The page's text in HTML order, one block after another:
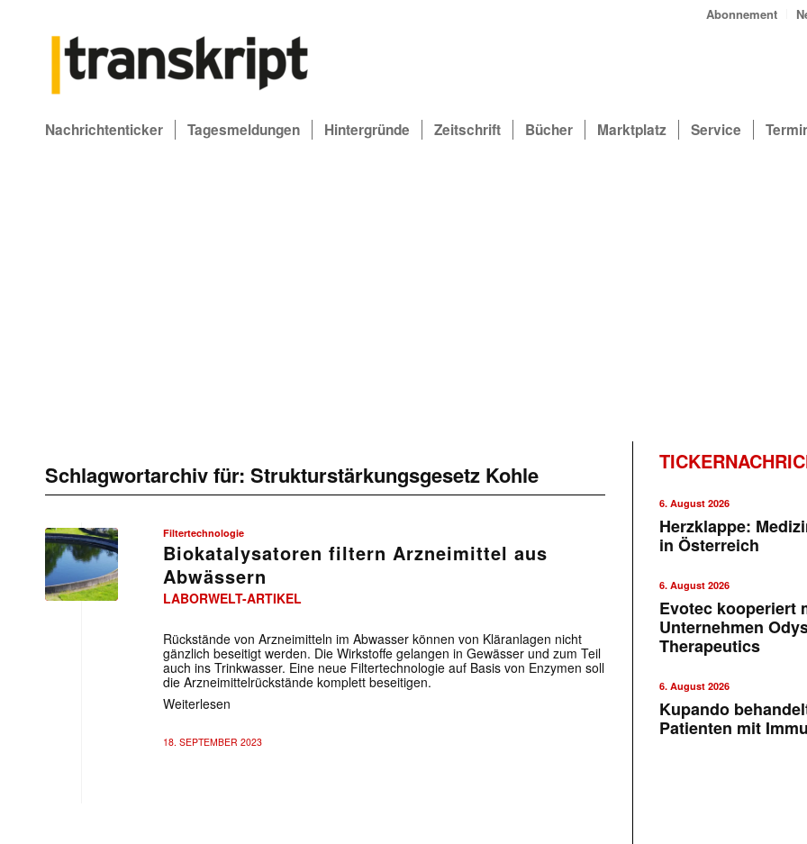
Abonnement
Nachrichtenticker Tagesmeldungen Hintergründe Zeitschrift Bücher Marktplatz Service
Schlagwortarchiv für: Strukturstärkungsgesetz Kohle
Filtertechnologie
Biokatalysatoren filtern Arzneimittel aus
Abwässern
LABORWELT-ARTIKEL
Rückstände von Arzneimitteln im Abwasser können von Kläranlagen nicht
gänzlich beseitigt werden. Die Wirkstoffe gelangen in Gewässer und zum Teil
auch ins Trinkwasser. Eine neue Filtertechnologie auf Basis von Enzymen soll
die Arzneimittelrückstände komplett beseitigen.
Weiterlesen
18. SEPTEMBER 2023
6. August 2026
Herzklappe:
in Österreich
6. August 2026
Evotec kooperiert
Unternehmen
Therapeutics
6. August 2026
Kupando
Patienten mit